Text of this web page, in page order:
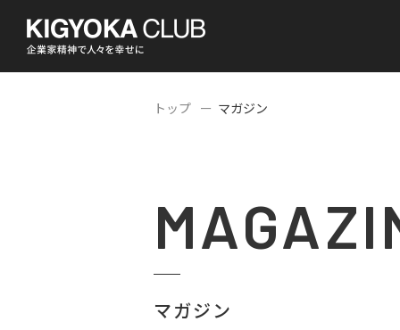
トップ マガジン
マガジン